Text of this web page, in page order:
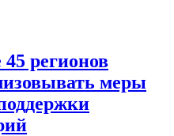
45 регионов
меры